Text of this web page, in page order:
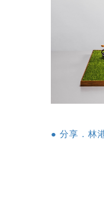
● 分享．林